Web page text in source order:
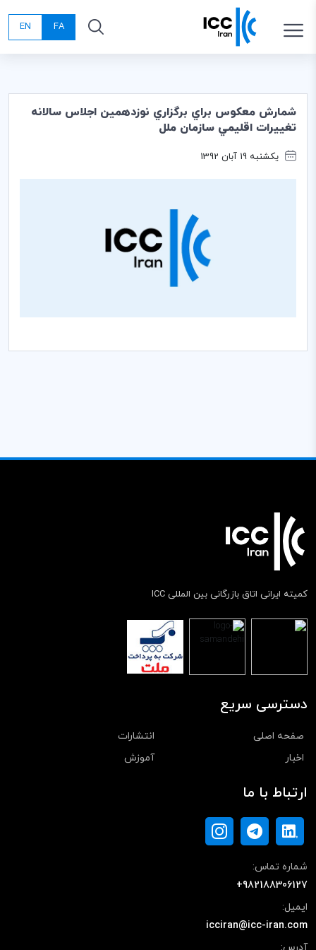
FA
EN
شمارش معكوس براي برگزاري نوزدهمين اجلاس سالانه
تغييرات اقليمي سازمان ملل
یکشنبه 19 آبان 1392
کمیته ایرانی اتاق بازرگانی بین المللی ICC
دسترسی سریع
صفحه اصلی
انتشارات
اخبار
آموزش
ارتباط با ما
شماره تماس:
+982188306127
ایمیل:
icciran@icc-iran.com